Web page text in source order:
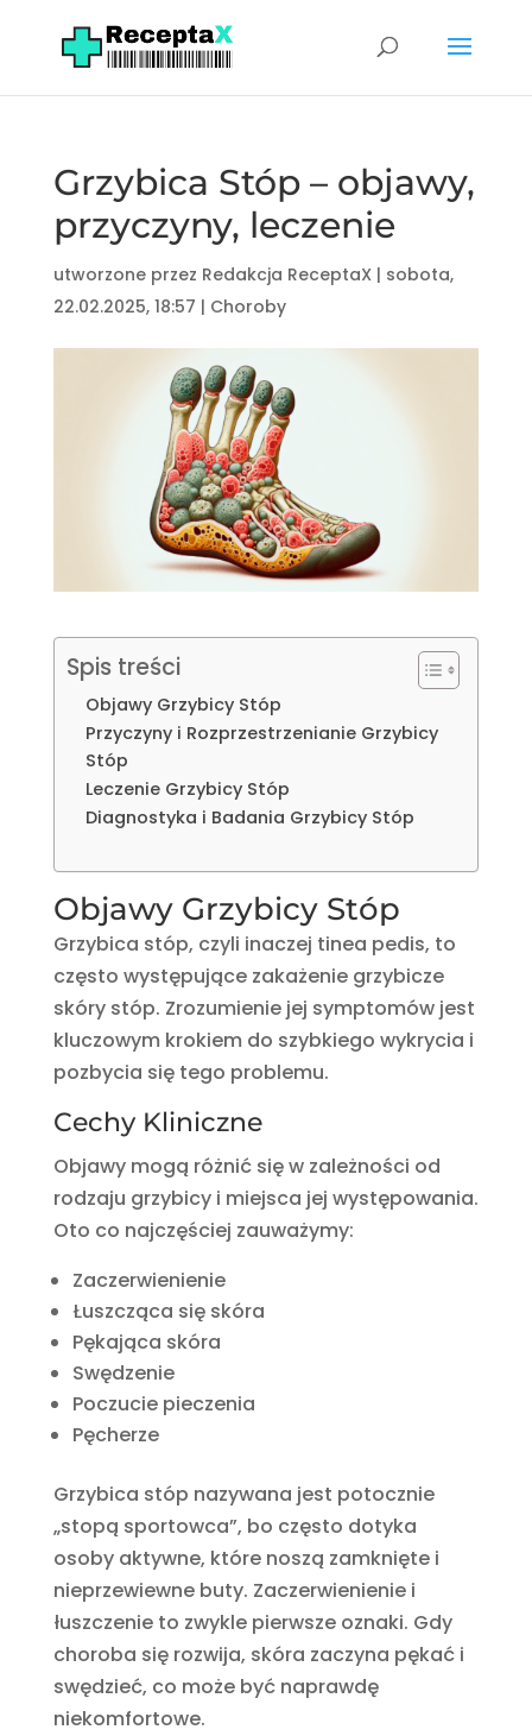
Grzybica Stóp – objawy,
przyczyny, leczenie
utworzone przez Redakcja ReceptaX| sobota,
22.02.2025, 18:57 | Choroby
Spis treści
Objawy Grzybicy Stóp
Przyczyny i Rozprzestrzenianie Grzybicy
Stóp
Leczenie Grzybicy Stóp
Diagnostyka i Badania Grzybicy Stóp
Objawy Grzybicy Stóp
Grzybica stóp, czyli inaczej tinea pedis, to
często występujące zakażenie grzybicze
skóry stóp. Zrozumienie jej symptomów jest
kluczowym krokiem do szybkiego wykrycia i
pozbycia się tego problemu.
Cechy Kliniczne
Objawy mogą różnić się w zależności od
rodzaju grzybicy i miejsca jej występowania.
Oto co najczęściej zauważymy:
Zaczerwienienie
Łuszcząca się skóra
Pękająca skóra
Swędzenie
Poczucie pieczenia
Pęcherze
Grzybica stóp nazywana jest potocznie
„stopą sportowca”, bo często dotyka
osoby aktywne, które noszą zamknięte i
nieprzewiewne buty. Zaczerwienienie i
łuszczenie to zwykle pierwsze oznaki. Gdy
choroba się rozwija, skóra zaczyna pękać i
swędzieć, co może być naprawdę
niekomfortowe.